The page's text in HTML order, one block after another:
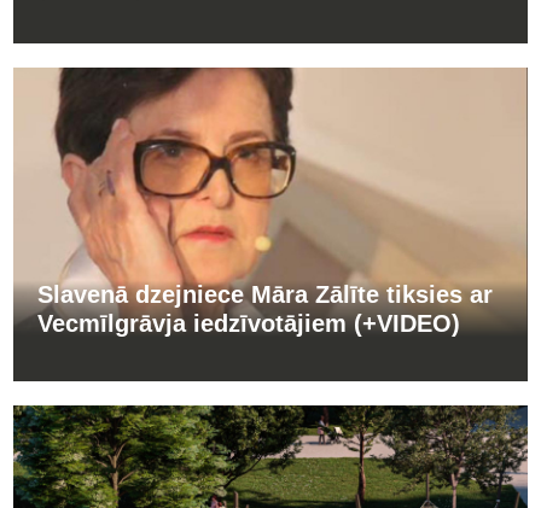
Slavenā dzejniece Māra Zālīte tiksies ar
Vecmīlgrāvja iedzīvotājiem (+VIDEO)